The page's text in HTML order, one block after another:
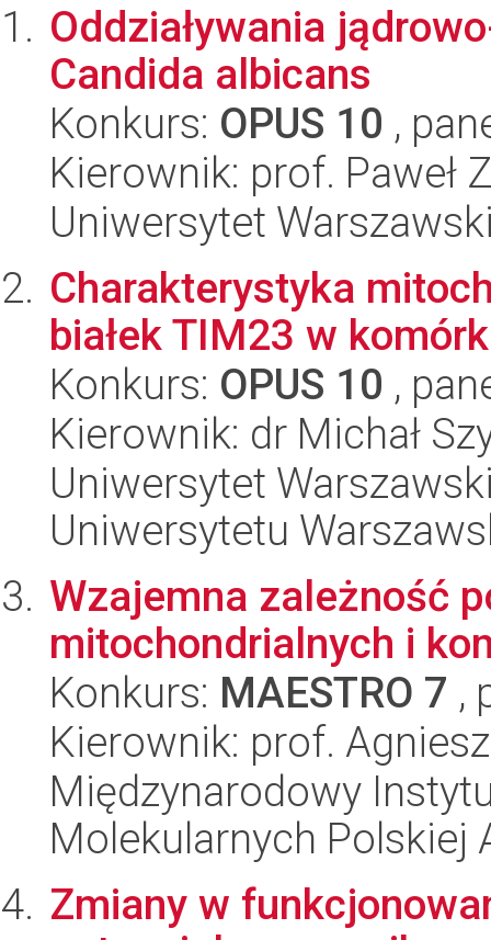
Oddziaływania
Candida albicans
Konkurs: OPUS 10 ,
Kierownik: prof. Paweł
Uniwersytet
Charakterystyka
białek TIM23 w
Konkurs: OPUS 10 ,
Kierownik: dr Michał
Uniwersytet
Uniwersytetu
Wzajemna zależność
mitochondrialnych i
Konkurs: MAESTRO 7 ,
Kierownik: prof.
Międzynarodowy
Molekularnych Polskiej
Zmiany w